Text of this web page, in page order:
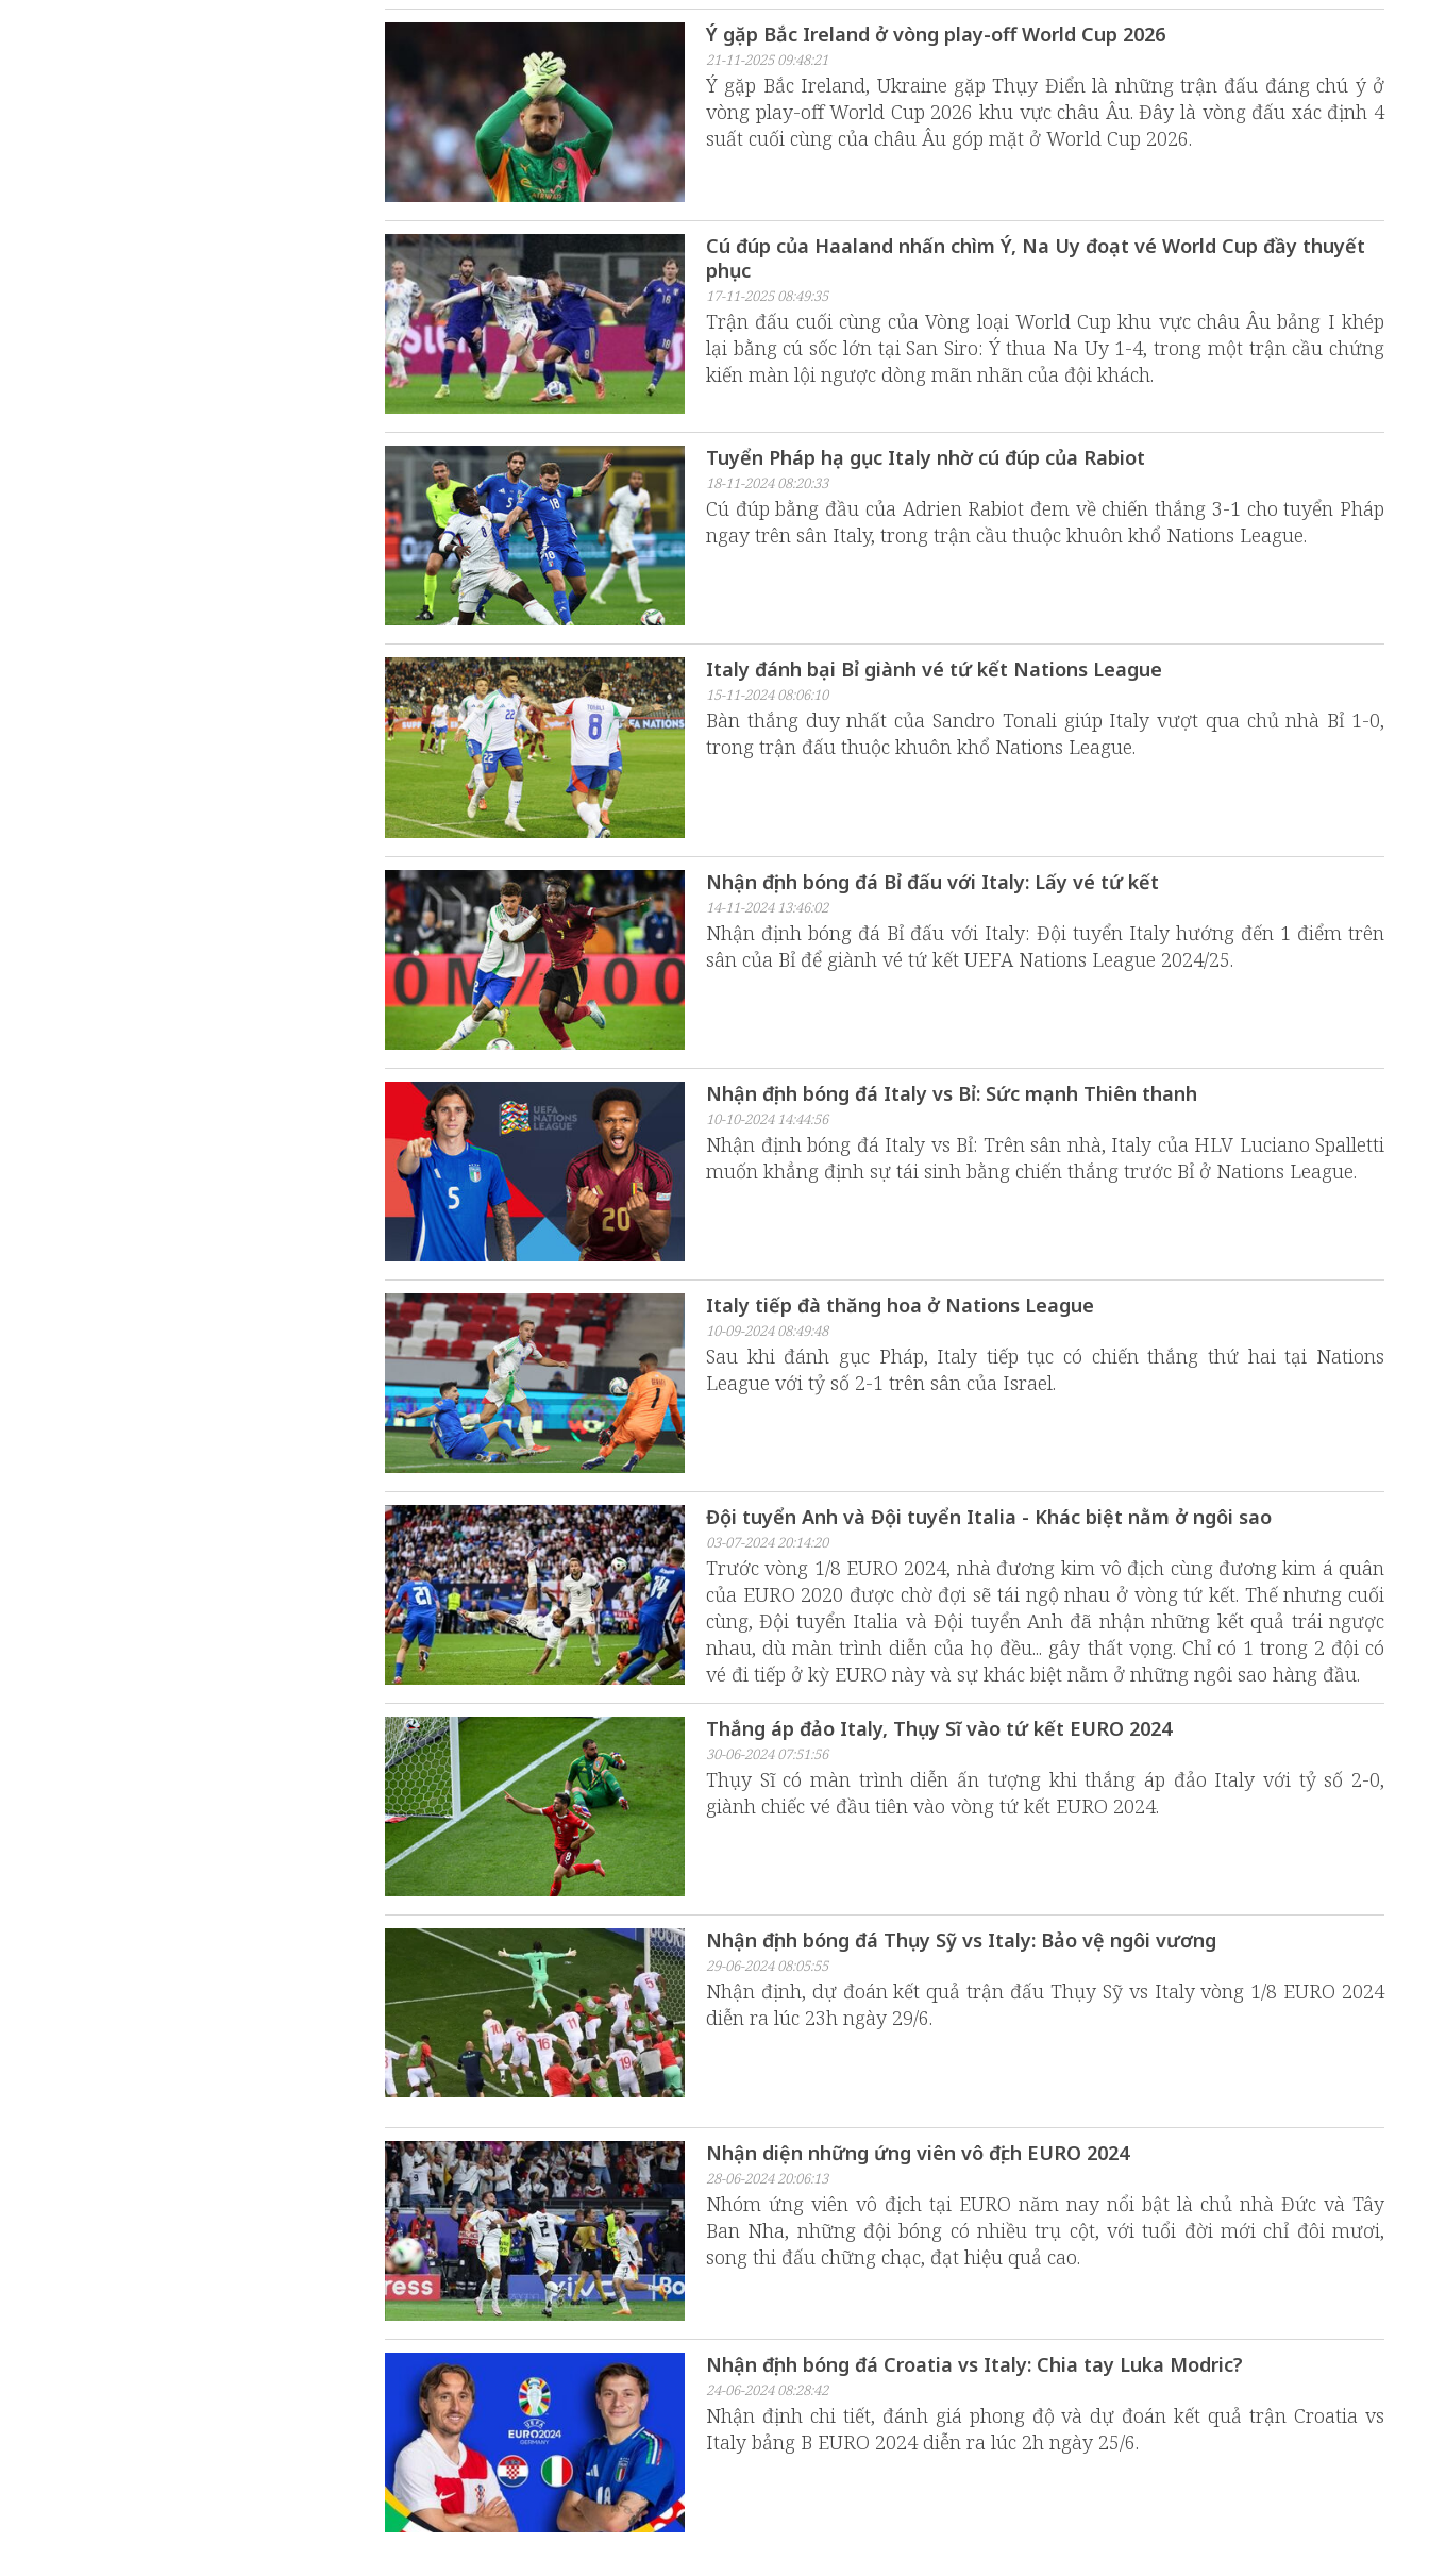
Ý gặp Bắc Ireland ở vòng play-off World Cup 2026
21-11-2025 09:48:21
Ý gặp Bắc Ireland, Ukraine gặp Thụy Điển là những trận đấu đáng chú ý ở
vòng play-off World Cup 2026 khu vực châu Âu. Đây là vòng đấu xác định 4
suất cuối cùng của châu Âu góp mặt ở World Cup 2026.
Cú đúp của Haaland nhấn chìm Ý, Na Uy đoạt vé World Cup đầy thuyết
phục
17-11-2025 08:49:35
Trận đấu cuối cùng của Vòng loại World Cup khu vực châu Âu bảng I khép
lại bằng cú sốc lớn tại San Siro: Ý thua Na Uy 1-4, trong một trận cầu chứng
kiến màn lội ngược dòng mãn nhãn của đội khách.
Tuyển Pháp hạ gục Italy nhờ cú đúp của Rabiot
18-11-2024 08:20:33
Cú đúp bằng đầu của Adrien Rabiot đem về chiến thắng 3-1 cho tuyển Pháp
ngay trên sân Italy, trong trận cầu thuộc khuôn khổ Nations League.
Italy đánh bại Bỉ giành vé tứ kết Nations League
15-11-2024 08:06:10
Bàn thắng duy nhất của Sandro Tonali giúp Italy vượt qua chủ nhà Bỉ 1-0,
trong trận đấu thuộc khuôn khổ Nations League.
Nhận định bóng đá Bỉ đấu với Italy: Lấy vé tứ kết
14-11-2024 13:46:02
Nhận định bóng đá Bỉ đấu với Italy: Đội tuyển Italy hướng đến 1 điểm trên
sân của Bỉ để giành vé tứ kết UEFA Nations League 2024/25.
Nhận định bóng đá Italy vs Bỉ: Sức mạnh Thiên thanh
10-10-2024 14:44:56
Nhận định bóng đá Italy vs Bỉ: Trên sân nhà, Italy của HLV Luciano Spalletti
muốn khẳng định sự tái sinh bằng chiến thắng trước Bỉ ở Nations League.
Italy tiếp đà thăng hoa ở Nations League
10-09-2024 08:49:48
Sau khi đánh gục Pháp, Italy tiếp tục có chiến thắng thứ hai tại Nations
League với tỷ số 2-1 trên sân của Israel.
Đội tuyển Anh và Đội tuyển Italia - Khác biệt nằm ở ngôi sao
03-07-2024 20:14:20
Trước vòng 1/8 EURO 2024, nhà đương kim vô địch cùng đương kim á quân
của EURO 2020 được chờ đợi sẽ tái ngộ nhau ở vòng tứ kết. Thế nhưng cuối
cùng, Đội tuyển Italia và Đội tuyển Anh đã nhận những kết quả trái ngược
nhau, dù màn trình diễn của họ đều... gây thất vọng. Chỉ có 1 trong 2 đội có
vé đi tiếp ở kỳ EURO này và sự khác biệt nằm ở những ngôi sao hàng đầu.
Thắng áp đảo Italy, Thụy Sĩ vào tứ kết EURO 2024
30-06-2024 07:51:56
Thụy Sĩ có màn trình diễn ấn tượng khi thắng áp đảo Italy với tỷ số 2-0,
giành chiếc vé đầu tiên vào vòng tứ kết EURO 2024.
Nhận định bóng đá Thụy Sỹ vs Italy: Bảo vệ ngôi vương
29-06-2024 08:05:55
Nhận định, dự đoán kết quả trận đấu Thụy Sỹ vs Italy vòng 1/8 EURO 2024
diễn ra lúc 23h ngày 29/6.
Nhận diện những ứng viên vô địch EURO 2024
28-06-2024 20:06:13
Nhóm ứng viên vô địch tại EURO năm nay nổi bật là chủ nhà Đức và Tây
Ban Nha, những đội bóng có nhiều trụ cột, với tuổi đời mới chỉ đôi mươi,
song thi đấu chững chạc, đạt hiệu quả cao.
Nhận định bóng đá Croatia vs Italy: Chia tay Luka Modric?
24-06-2024 08:28:42
Nhận định chi tiết, đánh giá phong độ và dự đoán kết quả trận Croatia vs
Italy bảng B EURO 2024 diễn ra lúc 2h ngày 25/6.